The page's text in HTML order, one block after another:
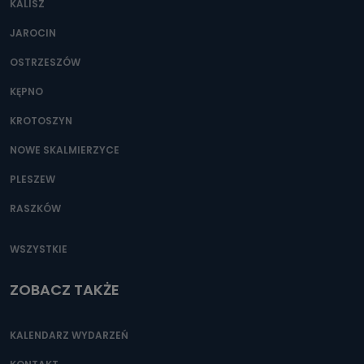
Można to zrobić pod numerem telefonu 62 735-51-05 lub
KALISZ
JAROCIN
OSTRZESZÓW
KĘPNO
KROTOSZYN
NOWE SKALMIERZYCE
PLESZEW
RASZKÓW
WSZYSTKIE
ZOBACZ TAKŻE
KALENDARZ WYDARZEŃ